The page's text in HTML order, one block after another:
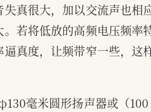
真很大，加以交流声也相
若将低放的高频电压频率
真度，让频带窄一些，这
毫米圆形扬声器或（